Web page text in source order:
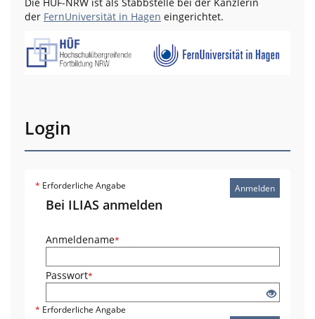
der FernUniversität in Hagen eingerichtet.
Login
Anmelden
* Erforderliche Angabe
Bei ILIAS anmelden
Anmeldename*
Passwort*
* Erforderliche Angabe